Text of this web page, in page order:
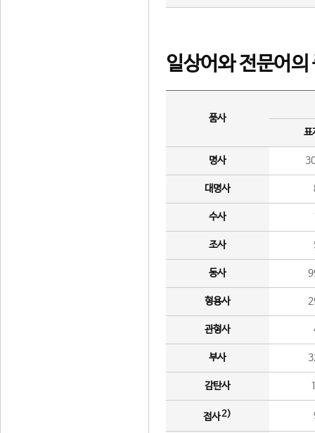
일상어와 전문어의
품사
표
명사
대명사
수사
조사
동사
형용사
관형사
부사
감탄사
접사2)